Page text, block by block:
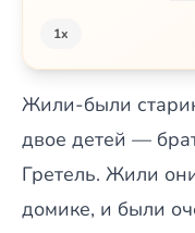
1x
Жили-были
двое детей —
Гретель. Жили
домике, и были